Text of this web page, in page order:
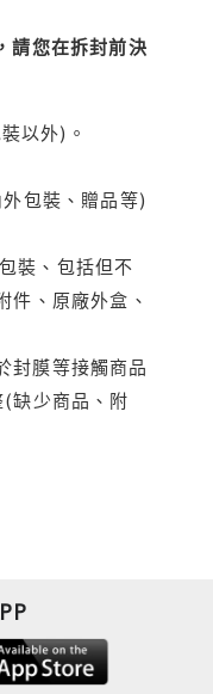
請您在拆封前決
以外)。
包裝、贈品等)
裝、包括但不
、原廠外盒、
封膜等接觸商品
缺少商品、附